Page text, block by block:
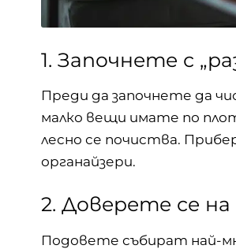
1. Започнете с
Преди да започнете да
малко вещи имате по
лесно се почиства.
органайзери.
2. Доверете се
Подовете събират най-